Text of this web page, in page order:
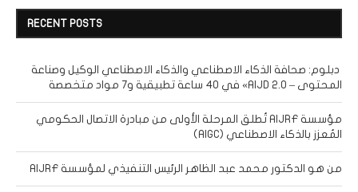
RECENT POSTS
دبلوم: صحافة الذكاء الاصطناعي والذكاء الاصطناعي الوكيل وصناعة
المحتوى – AIJD 2.0» في 40 ساعة تطبيقية و7 مواد متخصصة
مؤسسة AIJRF تُطلق المرحلة الأولى من مبادرة الاتصال الحكومي
المُعزز بالذكاء الاصطناعي (AIGC)
من هو الدكتور محمد عبد الظاهر الرئيس التنفيذي لمؤسسة AIJRF